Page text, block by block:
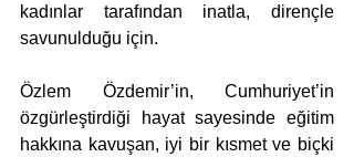
kadınlar tarafından inatla, dirençle
savunulduğu için.
Özlem Özdemir’in, Cumhuriyet’in
özgürleştirdiği hayat sayesinde eğitim
hakkına kavuşan, iyi bir kısmet ve biçki